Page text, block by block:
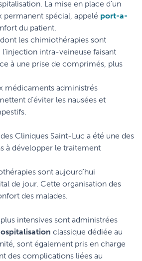
La mise en place d’un
spécial, appelé port-a-
du patient.
les chimiothérapies sont
intra-veineuse faisant
à une prise de comprimés, plus
médicaments administrés
d’éviter les nausées et
Cliniques Saint-Luc a été une des
à développer le traitement
sont aujourd’hui
de jour. Cette organisation des
des malades.
intensives sont administrées
classique dédiée au
sont également pris en charge
des complications liées au